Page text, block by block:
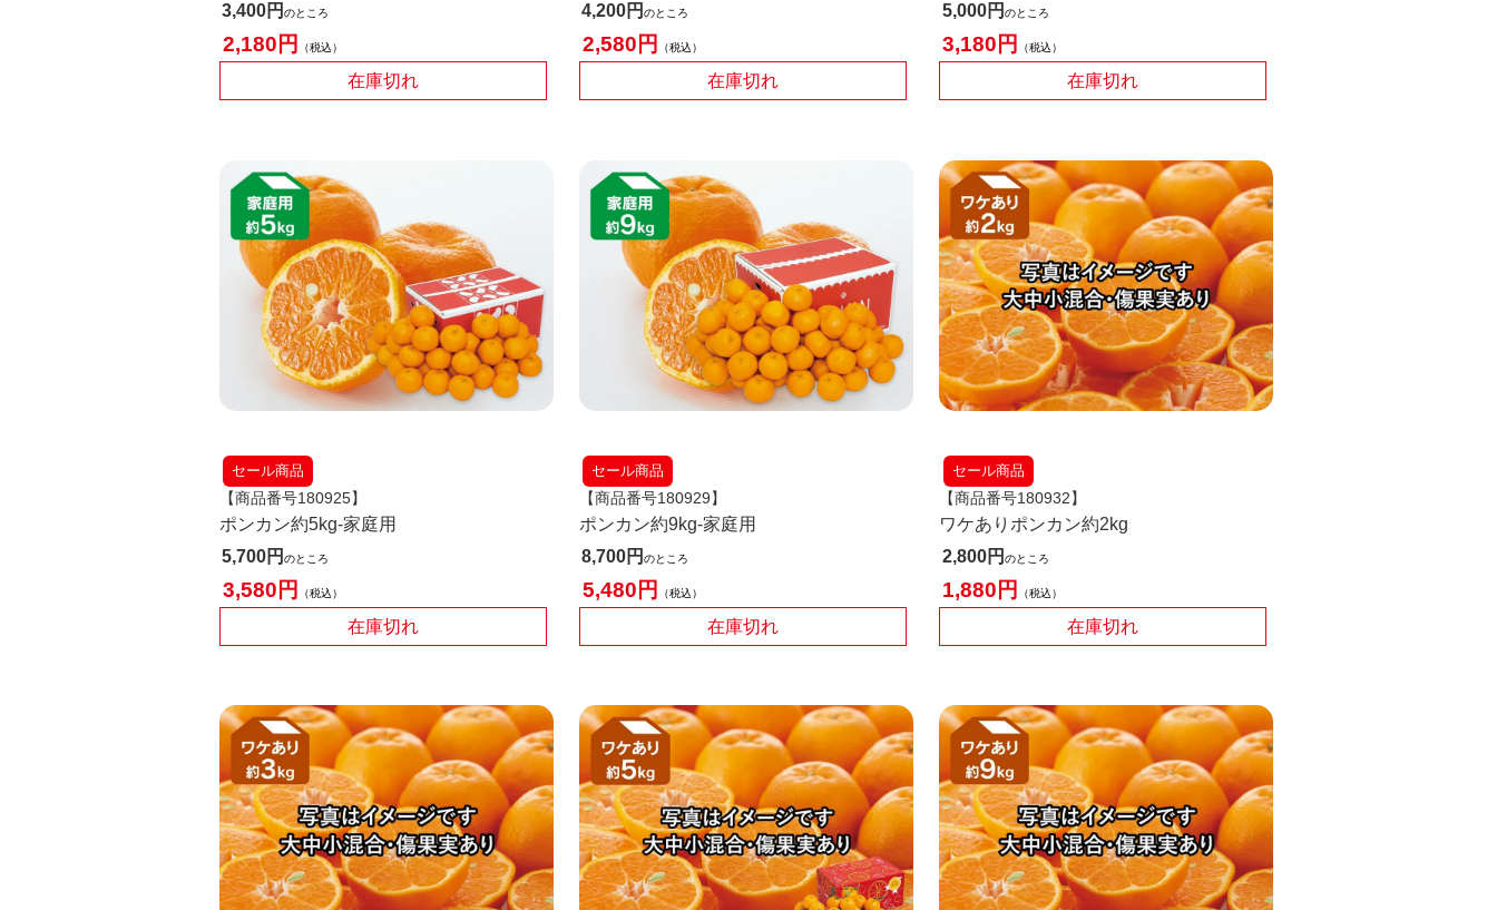
3,400
のところ
2,180 税込
在庫切れ
4,200
のところ
2,580 税込
在庫切れ
5,000
のところ
3,180 税込
在庫切れ
セール商品
【商品番号180925】
ポンカン約5kg-家庭用
5,700
のところ
3,580 税込
在庫切れ
セール商品
【商品番号180929】
ポンカン約9kg-家庭用
8,700
のところ
5,480 税込
在庫切れ
セール商品
【商品番号180932】
ワケありポンカン約2kg
2,800
のところ
1,880 税込
在庫切れ